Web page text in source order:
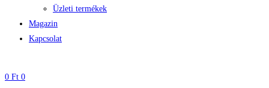
Üzleti termékek
Magazin
Kapcsolat
0 Ft 0